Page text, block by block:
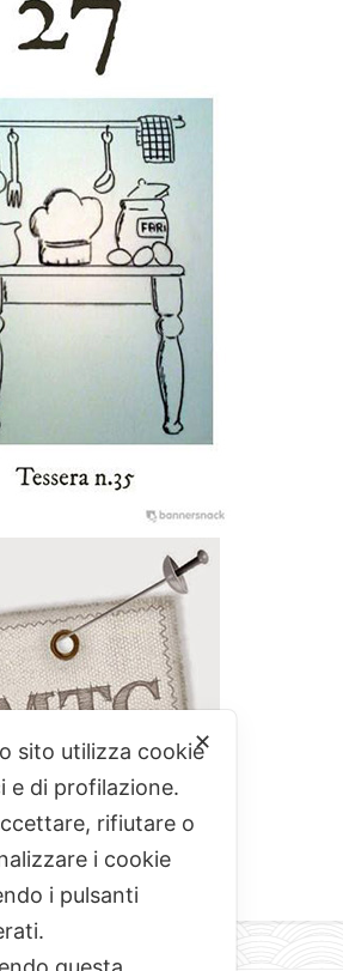
✕
sito utilizza cookie
e di profilazione.
rifiutare o
i cookie
i pulsanti